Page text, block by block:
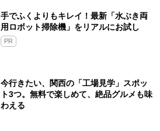
手でふくよりもキレイ！最新「水ぶき両
用ロボット掃除機」をリアルにお試し
PR
今行きたい、関西の「工場見学」スポッ
ト3つ。無料で楽しめて、絶品グルメも味
わえる